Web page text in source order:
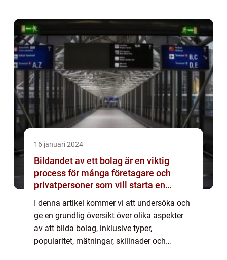
Brittiska bolag är företag...
16 januari 2024
Bildandet av ett bolag är en viktig
process för många företagare och
privatpersoner som vill starta en
verksamhet
I denna artikel kommer vi att undersöka och
ge en grundlig översikt över olika aspekter
av att bilda bolag, inklusive typer,
popularitet, mätningar, skillnader och